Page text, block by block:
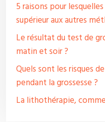
5 raisons pour
supérieur aux autres
Le résultat du test de
matin et soir ?
Quels sont les risques
pendant la grossesse ?
La lithothérapie,